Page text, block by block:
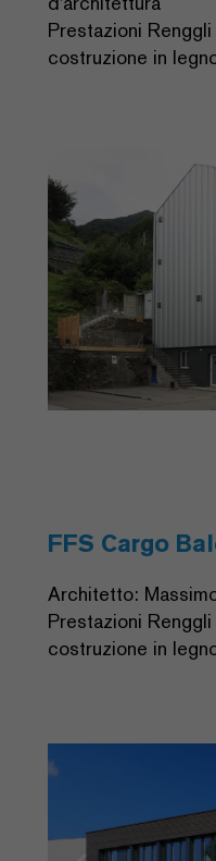
Prestazioni
costruzione in
FFS Cargo
Architetto:
Prestazioni
costruzione in